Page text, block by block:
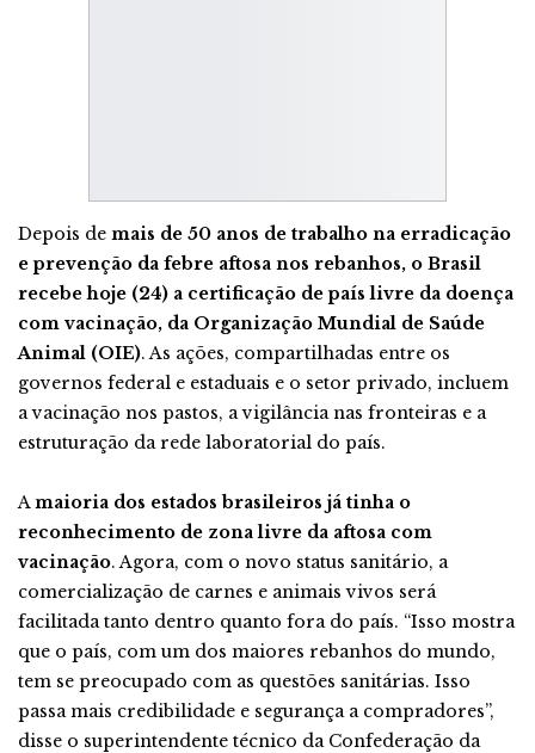
Depois de mais de 50 anos de trabalho na erradicação
e prevenção da febre aftosa nos rebanhos, o Brasil
recebe hoje (24) a certificação de país livre da doença
com vacinação, da Organização Mundial de Saúde
Animal (OIE). As ações, compartilhadas entre os
governos federal e estaduais e o setor privado, incluem
a vacinação nos pastos, a vigilância nas fronteiras e a
estruturação da rede laboratorial do país.
Amaioria dos estados brasileiros já tinha o
reconhecimento de zona livre da aftosa com
vacinação. Agora, com o novo status sanitário, a
comercialização de carnes e animais vivos será
facilitada tanto dentro quanto fora do país. “Isso mostra
que o país, com um dos maiores rebanhos do mundo,
tem se preocupado com as questões sanitárias. Isso
passa mais credibilidade e segurança a compradores”,
disse o superintendente técnico da Confederação da